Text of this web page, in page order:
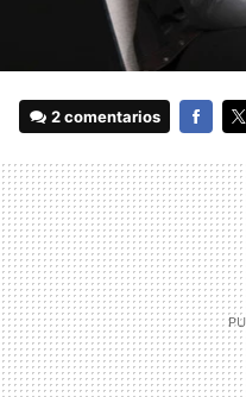
2 comentarios